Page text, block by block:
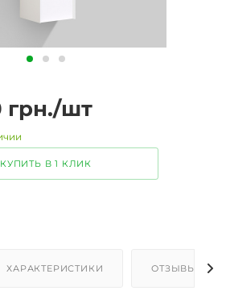
грн./шт
КУПИТЬ В 1 КЛИК
ХАРАКТЕРИСТИКИ ОТЗЫВЫ